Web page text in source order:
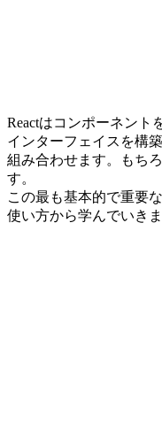
Reactはコンポーネント
インターフェイスを構
組み合わせます。もち
す。
この最も基本的で重要
使い方から学んでいきま